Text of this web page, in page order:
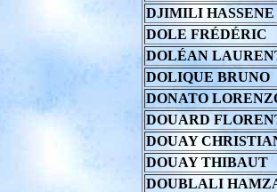
DJIMILI HASSENE
DOLE FRÉDÉRIC
DOLÉAN
DOLIQUE BRUNO
DONATO
DOUARD
DOUAY
DOUAY THIBAUT
DOUBLALI